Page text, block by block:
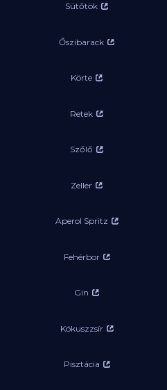
Sütőtök
Őszibarack
Körte
Retek
Szőlő
Zeller
Aperol Spritz
Fehérbor
Gin
Kókuszzsír
Pisztácia